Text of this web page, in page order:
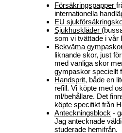
Försäkringspapper
internationella
EU
Sjukhuskläder
som vi tvättade i vår
Bekväma
liknande skor, just
med vanliga skor
gympaskor speciellt
Handsprit, både en
refill. Vi köpte med
ml/behållare. Det
köpte specifikt från
Anteckningsblock -
Jag antecknade
studerade hemifrån.